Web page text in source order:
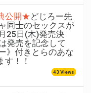
公開★どじろー先
同士のセックスが
25日(木)発売決
発売を記念して
》付きとらのあな
す！！
43 Views